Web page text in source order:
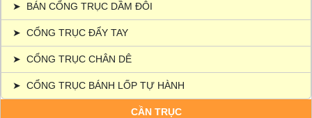
➤ BÁN CỔNG TRỤC DẦM ĐÔI
➤ CỔNG TRỤC ĐẨY TAY
➤ CỔNG TRỤC CHÂN DÊ
➤ CỔNG TRỤC BÁNH LỐP TỰ HÀNH
CẦN TRỤC